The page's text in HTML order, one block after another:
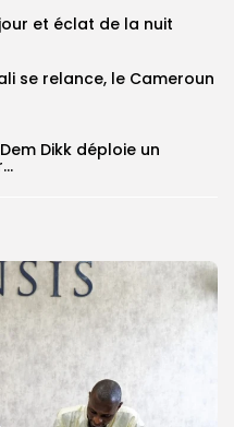
et éclat de la nuit
se relance, le Cameroun
Dikk déploie un